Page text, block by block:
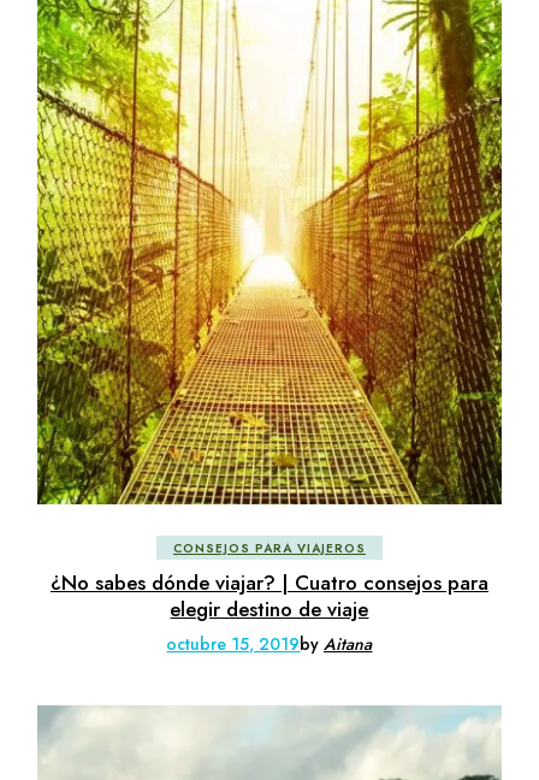
CONSEJOS PARA VIAJEROS
¿No sabes dónde viajar? | Cuatro consejos para
elegir destino de viaje
octubre 15, 2019byAitana